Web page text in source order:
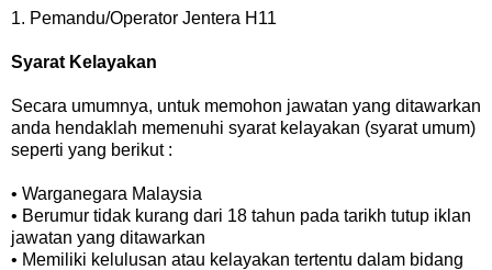
1. Pemandu/Operator Jentera H11
Syarat Kelayakan
Secara umumnya, untuk memohon jawatan yang ditawarkan
anda hendaklah memenuhi syarat kelayakan (syarat umum)
seperti yang berikut :
• Warganegara Malaysia
• Berumur tidak kurang dari 18 tahun pada tarikh tutup iklan
jawatan yang ditawarkan
• Memiliki kelulusan atau kelayakan tertentu dalam bidang